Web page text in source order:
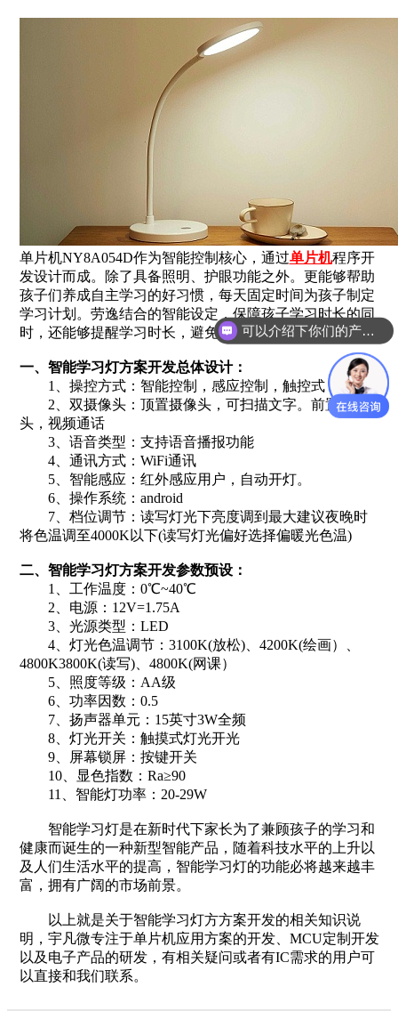
单片机NY8A054D作为智能控制核心，通过单片机程序开
发设计而成。除了具备照明、护眼功能之外。更能够帮助
孩子们养成自主学习的好习惯，每天固定时间为孩子制定
学习计划。劳逸结合的智能设定，保障孩子学习时长的同
时，还能够提醒学习时长，避免久坐影响身体健康。
一、智能学习灯方案开发总体设计：
1、操控方式：智能控制，感应控制，触控式
2、双摄像头：顶置摄像头，可扫描文字。前置摄像
头，视频通话
3、语音类型：支持语音播报功能
4、通讯方式：WiFi通讯
5、智能感应：红外感应用户，自动开灯。
6、操作系统：android
7、档位调节：读写灯光下亮度调到最大建议夜晚时
将色温调至4000K以下(读写灯光偏好选择偏暖光色温)
二、智能学习灯方案开发参数预设：
1、工作温度：0℃~40℃
2、电源：12V=1.75A
3、光源类型：LED
4、灯光色温调节：3100K(放松)、4200K(绘画）、
4800K3800K(读写)、4800K(网课）
5、照度等级：AA级
6、功率因数：0.5
7、扬声器单元：15英寸3W全频
8、灯光开关：触摸式灯光开光
9、屏幕锁屏：按键开关
10、显色指数：Ra≥90
11、智能灯功率：20-29W
智能学习灯是在新时代下家长为了兼顾孩子的学习和
健康而诞生的一种新型智能产品，随着科技水平的上升以
及人们生活水平的提高，智能学习灯的功能必将越来越丰
富，拥有广阔的市场前景。
以上就是关于智能学习灯方方案开发的相关知识说
明，宇凡微专注于单片机应用方案的开发、MCU定制开发
以及电子产品的研发，有相关疑问或者有IC需求的用户可
以直接和我们联系。
可以介绍下你们的产品么？